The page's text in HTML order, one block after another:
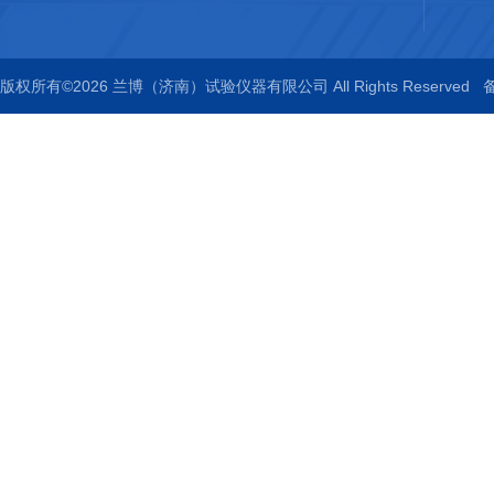
版权所有©2026 兰博（济南）试验仪器有限公司 All Rights Reserved